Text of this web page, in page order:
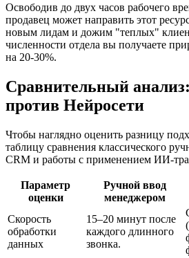
Освободив до двух часов рабочего
продавец может направить этот
новым лидам и дожим "теплых"
численности отдела вы получаете
на 20-30%.
Сравнительный
против Нейросети
Чтобы наглядно оценить разницу
таблицу сравнения классического
CRM и работы с применением ИИ-
Параметр
оценки
Ручной ввод
менеджером
Скорость
обработки
данных
15–20 минут после
каждого длинного
звонка.